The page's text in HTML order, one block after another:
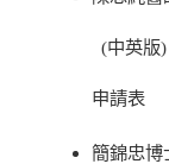
(中英版)
申請表
簡錦忠博